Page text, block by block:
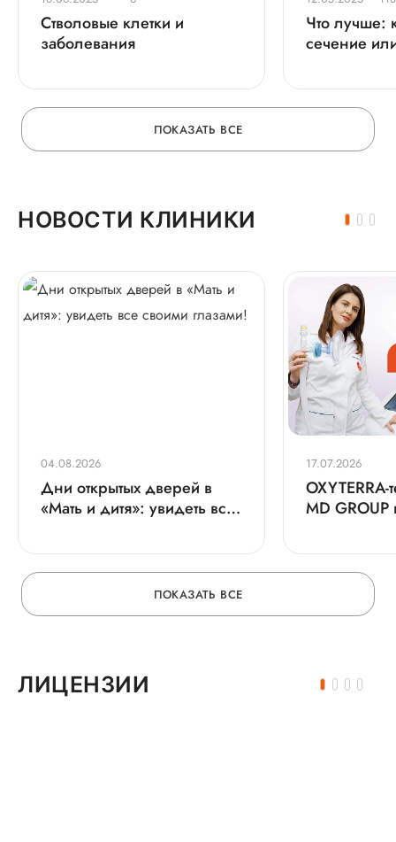
Стволовые клетки и
заболевания
Что лучше:
сечение
ПОКАЗАТЬ ВСЕ
НОВОСТИ КЛИНИКИ
04.08.2026
Дни открытых дверей в
«Мать и дитя»: увидеть все
17.07.2026
MD GROUP
ПОКАЗАТЬ ВСЕ
ЛИЦЕНЗИИ